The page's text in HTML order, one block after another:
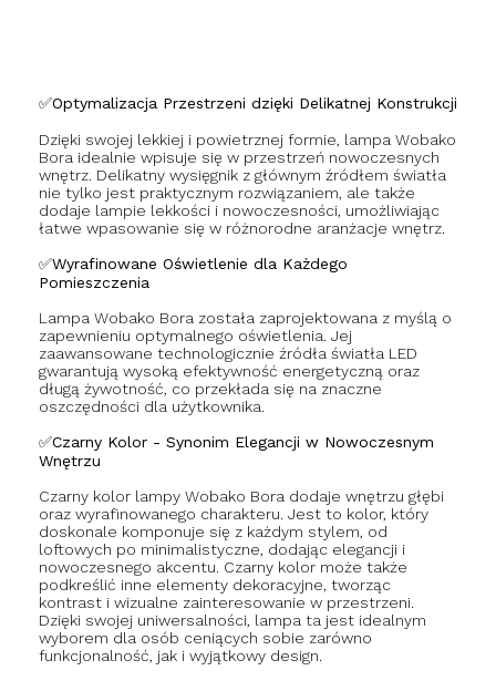
✅Optymalizacja Przestrzeni dzięki Delikatnej Konstrukcji
Dzięki swojej lekkiej i powietrznej formie, lampa Wobako
Bora idealnie wpisuje się w przestrzeń nowoczesnych
wnętrz. Delikatny wysięgnik z głównym źródłem światła
nie tylko jest praktycznym rozwiązaniem, ale także
dodaje lampie lekkości i nowoczesności, umożliwiając
łatwe wpasowanie się w różnorodne aranżacje wnętrz.
✅Wyrafinowane Oświetlenie dla Każdego
Pomieszczenia
Lampa Wobako Bora została zaprojektowana z myślą o
zapewnieniu optymalnego oświetlenia. Jej
zaawansowane technologicznie źródła światła LED
gwarantują wysoką efektywność energetyczną oraz
długą żywotność, co przekłada się na znaczne
oszczędności dla użytkownika.
✅Czarny Kolor - Synonim Elegancji w Nowoczesnym
Wnętrzu
Czarny kolor lampy Wobako Bora dodaje wnętrzu głębi
oraz wyrafinowanego charakteru. Jest to kolor, który
doskonale komponuje się z każdym stylem, od
loftowych po minimalistyczne, dodając elegancji i
nowoczesnego akcentu. Czarny kolor może także
podkreślić inne elementy dekoracyjne, tworząc
kontrast i wizualne zainteresowanie w przestrzeni.
Dzięki swojej uniwersalności, lampa ta jest idealnym
wyborem dla osób ceniących sobie zarówno
funkcjonalność, jak i wyjątkowy design.